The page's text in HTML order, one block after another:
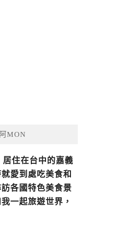
MON
住在台中的嘉義
愛到處吃美食和
各國特色美食景
一起旅遊世界，